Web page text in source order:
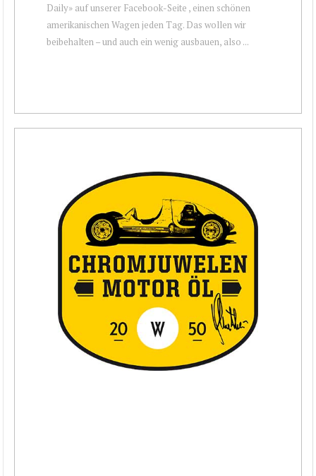
Daily» auf unserer Facebook-Seite , einen schönen
amerikanischen Wagen jeden Tag. Das wollen wir
beibehalten – und auch ein wenig ausbauen, also ...